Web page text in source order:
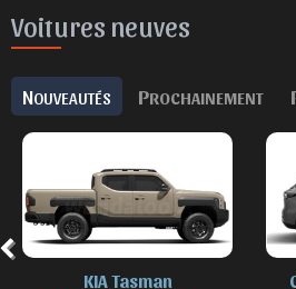
Voitures neuves
NOUVEAUTÉS PROCHAINEMENT
KIA Tasman